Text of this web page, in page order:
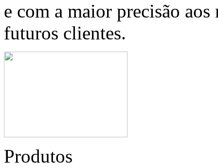
e com a maior precisão
futuros clientes.
Produtos